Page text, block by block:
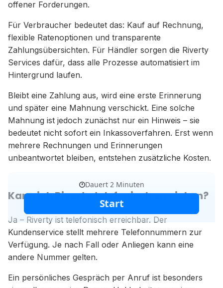
offener Forderungen.
Für Verbraucher bedeutet das: Kauf auf Rechnung,
flexible Ratenoptionen und transparente
Zahlungsübersichten. Für Händler sorgen die Riverty
Services dafür, dass alle Prozesse automatisiert im
Hintergrund laufen.
Bleibt eine Zahlung aus, wird eine erste Erinnerung
und später eine Mahnung verschickt. Eine solche
Mahnung ist jedoch zunächst nur ein Hinweis – sie
bedeutet nicht sofort ein Inkassoverfahren. Erst wenn
mehrere Rechnungen und Erinnerungen
unbeantwortet bleiben, entstehen zusätzliche Kosten.
Kann ich Riverty telefonisch erreichen?
Ja – Riverty ist telefonisch erreichbar. Der
Kundenservice stellt mehrere Telefonnummern zur
Verfügung. Je nach Fall oder Anliegen kann eine
andere Nummer gelten.
Ein persönliches Gespräch per Anruf ist besonders